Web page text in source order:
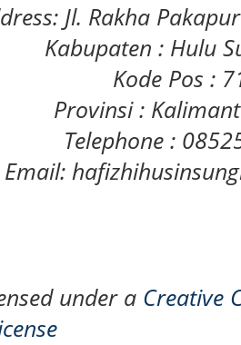
Jl. Rakha
Kabupaten : Hulu
Kode Pos :
Provinsi :
Telephone :
Email:
under a Creative